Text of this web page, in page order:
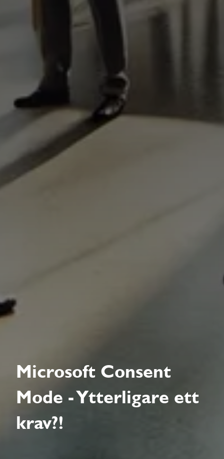
Microsoft Consent
Mode - Ytterligare ett
krav?!